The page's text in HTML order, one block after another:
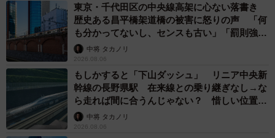
東京・千代田区の中央線高架に心ない落書き
歴史ある昌平橋架道橋の被害に怒りの声 「何
も分かってないし、センスも古い」「罰則強化
して」中将 タカノリ
2026.08.06
もしかすると「下山ダッシュ」 リニア中央新
幹線の長野県駅 在来線との乗り継ぎなし→な
ら走れば間に合うんじゃない？ 惜しい位置関
係が反響
中将 タカノリ
2026.08.06